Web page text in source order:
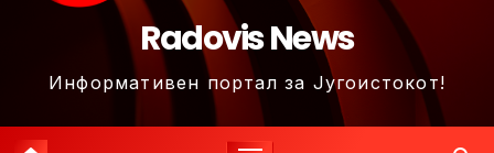
Radovis News
Информативен портал за Југоистокот!